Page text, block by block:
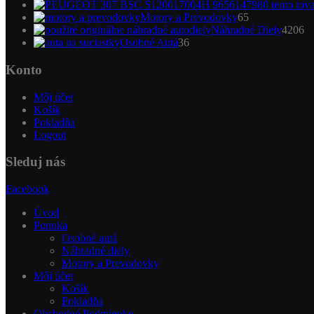
Motory a Prevodovky6565
produktov
Náhradné Diely4206
Osobné Autá3636
Konto
Môj účet
Košík
Pokladňa
Logout
Sleduj nás
Facebook
Úvod
Ponuka
Osobné autá
Náhradné diely
Motory a Prevodovky
Môj účet
Košík
Pokladňa